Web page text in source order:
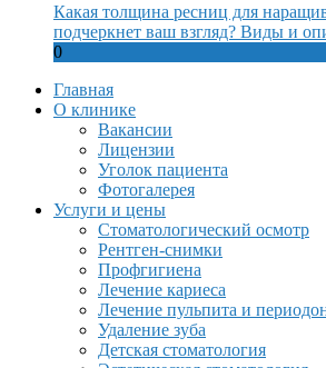
Какая толщина ресниц для
подчеркнет ваш взгляд? Виды и
0
Главная
О клинике
Вакансии
Лицензии
Уголок пациента
Фотогалерея
Услуги и цены
Стоматологический осмотр
Рентген-снимки
Профгигиена
Лечение кариеса
Лечение пульпита и
Удаление зуба
Детская стоматология